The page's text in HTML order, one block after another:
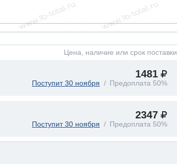
Цена, наличие или срок поставки
1481
Поступит 30 ноября Предоплата 50%
2347
Поступит 30 ноября Предоплата 50%